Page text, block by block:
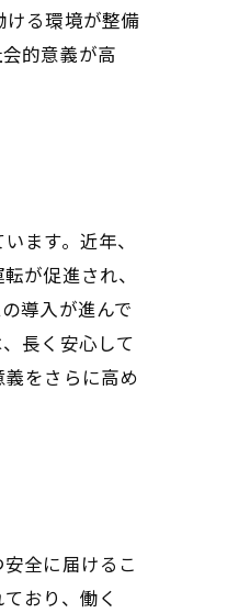
ける環境が整備
的意義が高
ます。近年、
が促進され、
導入が進んで
長く安心して
をさらに高め
全に届けるこ
おり、働く